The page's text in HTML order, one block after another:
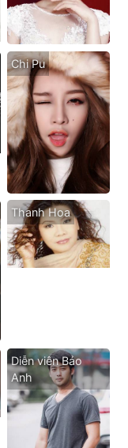
Chi Pu
Thanh Hoa
Diễn viên Bảo
Anh